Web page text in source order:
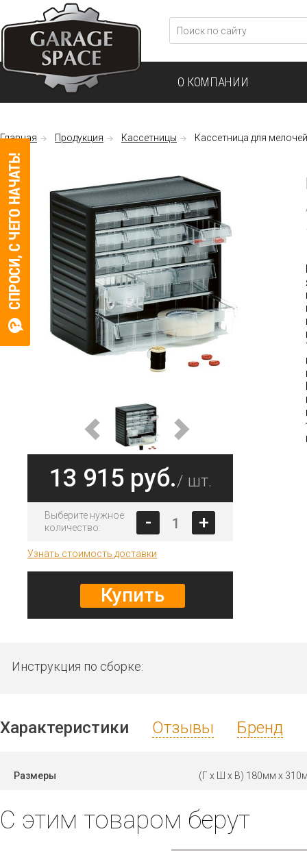
О КОМПАНИИ
Главная Продукция Кассетницы Кассетница для
13 915 руб./ шт.
Выберите нужное
количество:
- +
Узнать стоимость доставки
Купить
Инструкция по сборке:
Характеристики Отзывы Бренд
Размеры (Г х Ш х В) 180мм x
С этим товаром берут